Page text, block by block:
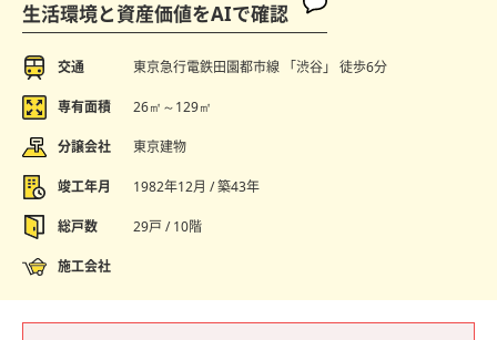
生活環境と資産価値をAIで確認
交通 東京急行電鉄田園都市線 「渋谷」 徒歩6分
専有面積 26㎡～129㎡
分譲会社 東京建物
竣工年月 1982年12月 / 築43年
総戸数 29戸 / 10階
施工会社